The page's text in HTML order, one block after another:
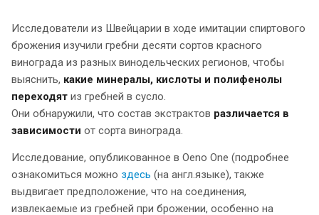
Исследователи из Швейцарии в ходе имитации спиртового
брожения изучили гребни десяти сортов красного
винограда из разных винодельческих регионов, чтобы
выяснить, какие минералы, кислоты и полифенолы
переходят из гребней в сусло.
Они обнаружили, что состав экстрактов различается в
зависимости от сорта винограда.
Исследование, опубликованное в Oeno One (подробнее
ознакомиться можно здесь (на англ.языке), также
выдвигает предположение, что на соединения,
извлекаемые из гребней при брожении, особенно на